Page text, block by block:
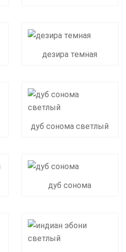
дезира темная
дуб сонома светлый
дуб сонома